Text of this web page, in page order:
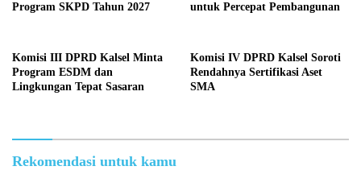
Program SKPD Tahun 2027
untuk Percepat Pembangunan
Komisi III DPRD Kalsel Minta
Program ESDM dan
Lingkungan Tepat Sasaran
Komisi IV DPRD Kalsel Soroti
Rendahnya Sertifikasi Aset
SMA
Rekomendasi untuk kamu